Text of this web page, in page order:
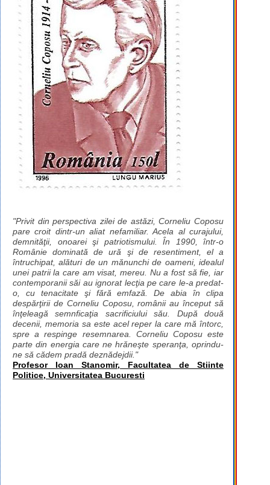
"Privit din perspectiva zilei de astăzi, Corneliu Coposu
pare croit dintr-un aliat nefamiliar. Acela al curajului,
demnităţii, onoarei şi patriotismului. În 1990, într-o
Românie dominată de ură şi de resentiment, el a
întruchipat, alături de un mănunchi de oameni, idealul
unei patrii la care am visat, mereu. Nu a fost să fie, iar
contemporanii săi au ignorat lecţia pe care le-a predat-
o, cu tenacitate şi fără emfază. De abia în clipa
despărţirii de Corneliu Coposu, românii au început să
înţeleagă semnficaţia sacrificiului său. După două
decenii, memoria sa este acel reper la care mă întorc,
spre a respinge resemnarea. Corneliu Coposu este
parte din energia care ne hrăneşte speranţa, oprindu-
ne să cădem pradă deznădejdii."
Profesor Ioan Stanomir, Facultatea de Stiinte
Politice, Universitatea Bucuresti